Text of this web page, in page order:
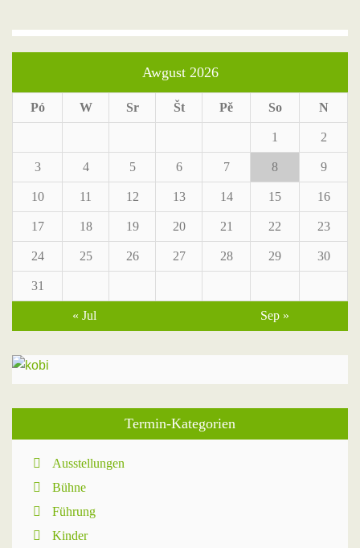
Awgust 2026
Pó W Sr Št Pě So N
1 2
3 4 5 6 7 8 9
10 11 12 13 14 15 16
17 18 19 20 21 22 23
24 25 26 27 28 29 30
31
« Jul Sep »
Termin-Kategorien
Ausstellungen
Bühne
Führung
Kinder